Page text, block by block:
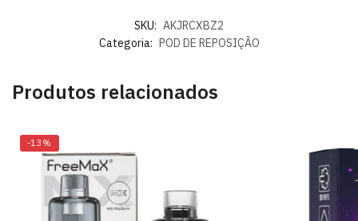
SKU: AKJRCXBZ2
Categoria: POD DE REPOSIÇÃO
Produtos relacionados
-13%